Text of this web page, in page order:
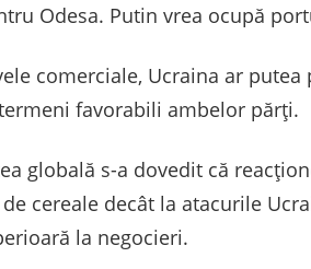
Odesa. Putin vrea ocupă
comerciale, Ucraina ar
favorabili ambelor părți.
globală s-a dovedit că
cereale decât la atacurile
la negocieri.